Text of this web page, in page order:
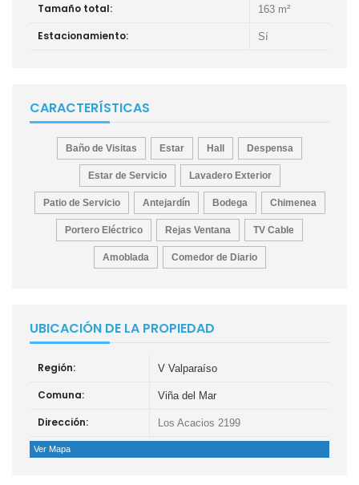
Tamaño total: 163 m²
Estacionamiento: Sí
CARACTERÍSTICAS
Baño de Visitas Estar Hall Despensa
Estar de Servicio Lavadero Exterior
Patio de Servicio Antejardín Bodega Chimenea
Portero Eléctrico Rejas Ventana TV Cable
Amoblada Comedor de Diario
UBICACIÓN DE LA PROPIEDAD
Región: V Valparaíso
Comuna: Viña del Mar
Dirección: Los Acacios 2199
Ver Mapa